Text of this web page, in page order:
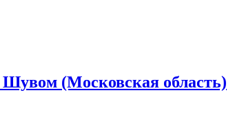
(Московская область)